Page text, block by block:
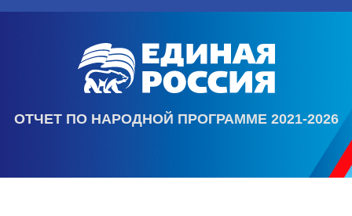
ОТЧЕТ ПО НАРОДНОЙ ПРОГРАММЕ 2021-2026